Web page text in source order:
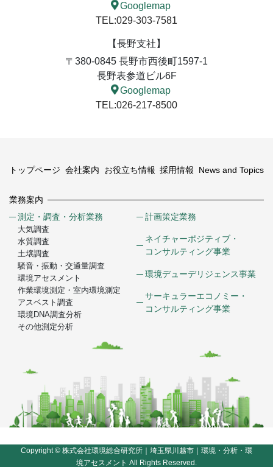
Googlemap
TEL:029-303-7581
【長野支社】
〒380-0845 長野市西後町1597-1
長野表参道ビル6F
Googlemap
TEL:026-217-8500
トップページ 会社案内 お役立ち情報 採用情報 News and Topics
業務案内
測定・調査・分析業務
大気調査
水質調査
土壌調査
騒音・振動・交通量調査
環境アセスメント
作業環境測定・室内環境測定
アスベスト調査
環境DNA調査分析
その他測定分析
計画策定業務
ネイチャーポジティブ・
コンサルティング事業
環境デューデリジェンス事業
サーキュラーエコノミー・
コンサルティング事業
Copyright © 株式会社環境総合研究所｜埼玉県川越市｜環境・分析・環
境アセスメント All Rights Reserved.